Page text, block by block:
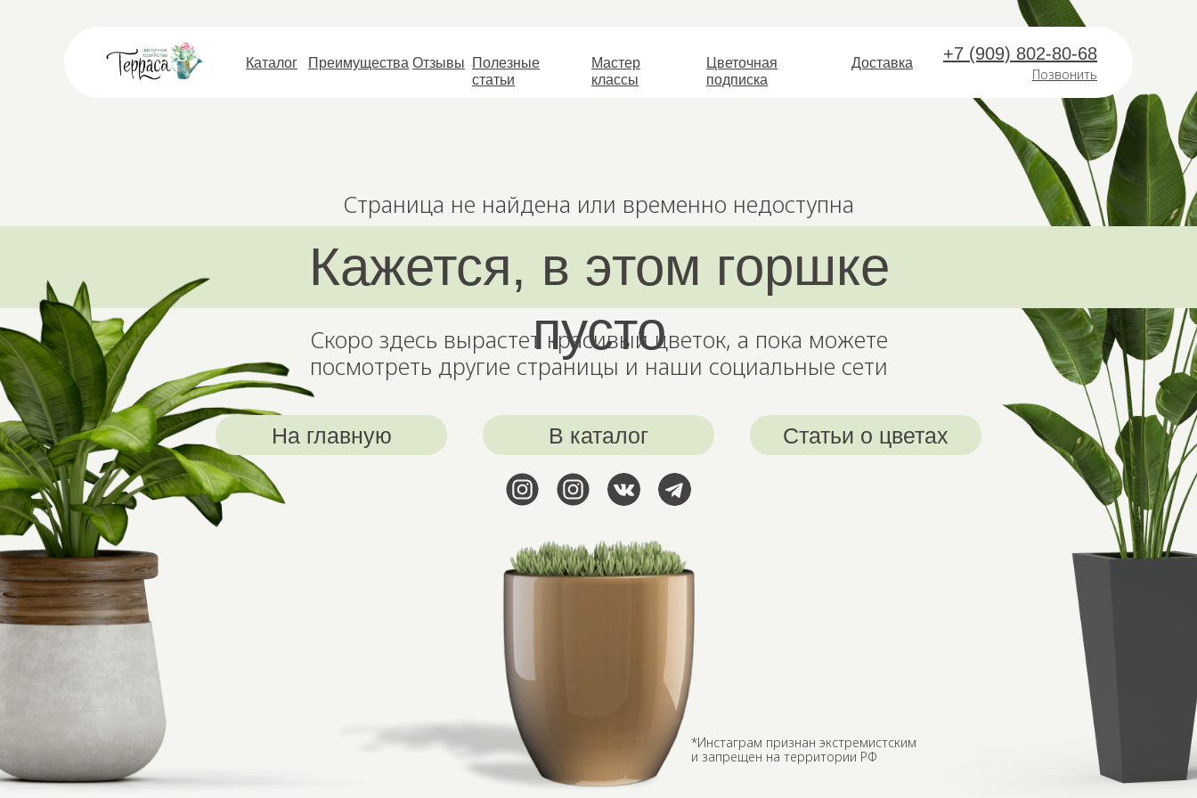
Каталог Преимущества
Полезные
статьи
+7 (909) 802-80-68
Позвонить
Отзывы
Мастер
классы
Цветочная
подписка
Доставка
Страница не найдена или временно недоступна
Кажется, в этом горшке
пусто
Скоро здесь вырастет красивый цветок, а пока можете
посмотреть другие страницы и наши социальные сети
В каталог
На главную
*Инстаграм признан экстремистским
и запрещен на территории РФ
Статьи о цветах